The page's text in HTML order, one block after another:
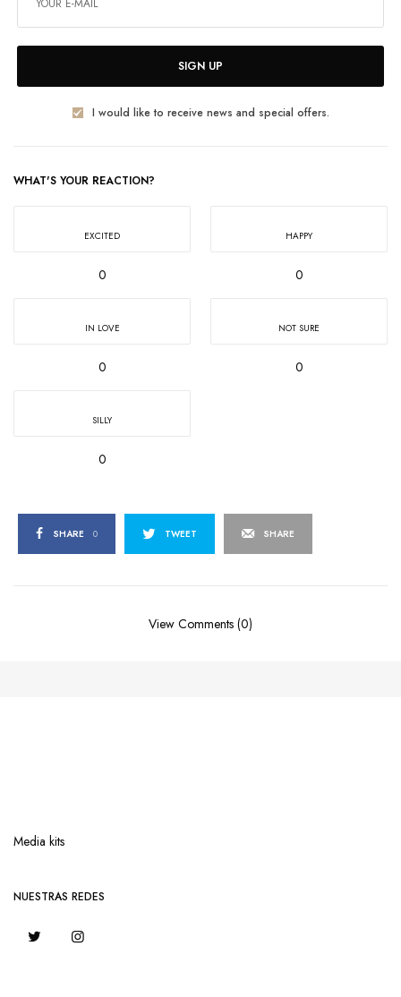
SIGN UP
I would like to receive news and special offers.
WHAT'S YOUR REACTION?
EXCITED
0
HAPPY
0
IN LOVE
0
NOT SURE
0
SILLY
0
SHARE 0 TWEET SHARE
View Comments (0)
Media kits
NUESTRAS REDES